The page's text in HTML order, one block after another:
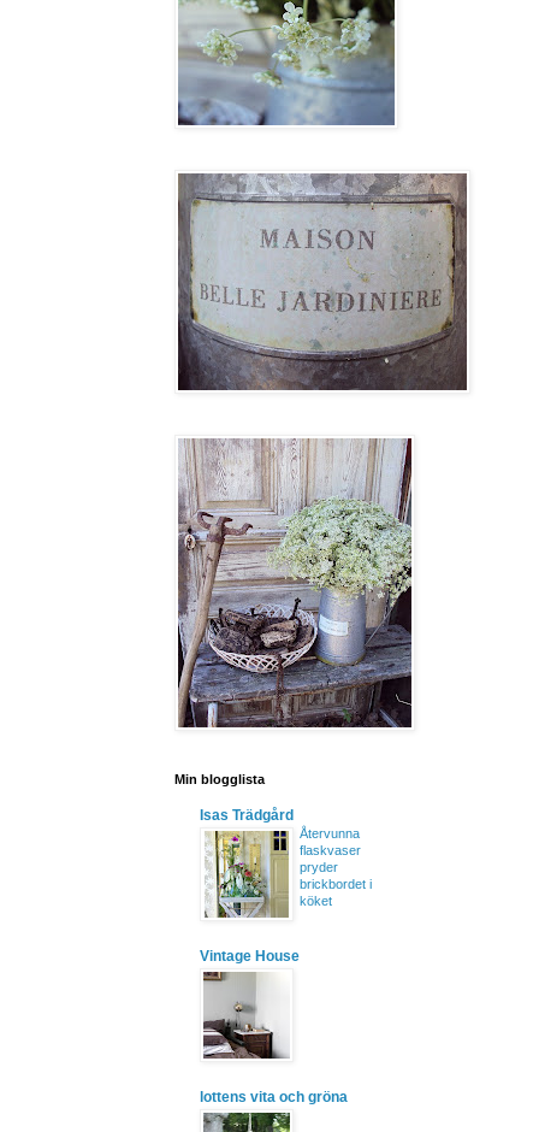
Min blogglista
Isas Trädgård
Återvunna
flaskvaser
pryder
brickbordet i
köket
Vintage House
lottens vita och gröna